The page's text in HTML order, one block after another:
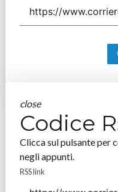
close
Codice
Clicca sul pulsante per
negli appunti.
RSS link